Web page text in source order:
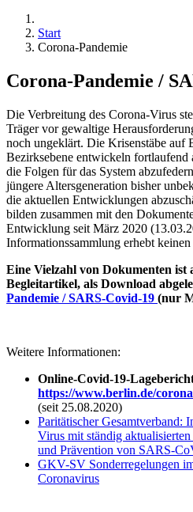
Start
Corona-Pandemie
Corona-Pandemie /
Die Verbreitung des Corona-Virus
Träger vor gewaltige
noch ungeklärt. Die Krisenstäbe auf
Bezirksebene entwickeln fortlaufend
die Folgen für das System
jüngere Altersgeneration bisher
die aktuellen Entwicklungen
bilden zusammen mit den
Entwicklung seit März 2020
Informationssammlung erhebt
Eine Vielzahl von Dokumenten ist
Begleitartikel, als Download
Pandemie / SARS-Covid-19 (nur
Weitere Informationen:
Online-Covid-19-
https://www.berlin.de/
(seit 25.08.2020)
Paritätischer Gesamtverband:
Virus mit ständig
und Prävention von SARS-
GKV-SV Sonderregelungen
Coronavirus